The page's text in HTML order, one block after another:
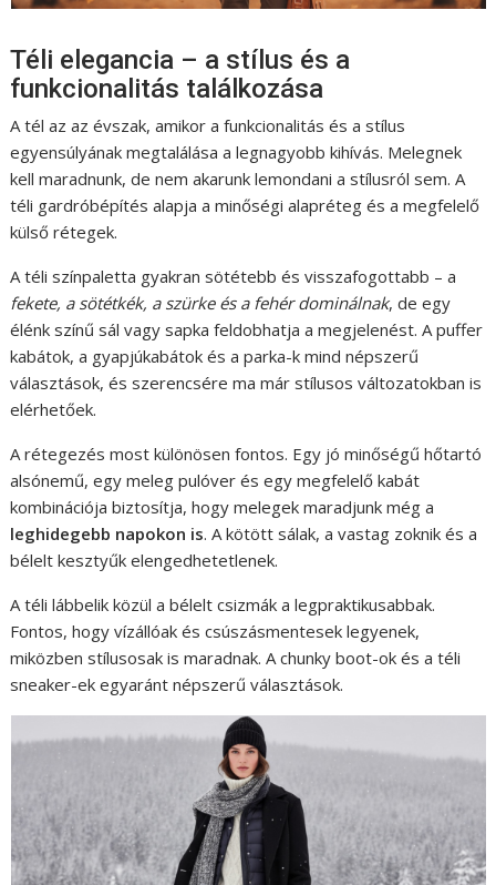
Téli elegancia – a stílus és a
funkcionalitás találkozása
A tél az az évszak, amikor a funkcionalitás és a stílus
egyensúlyának megtalálása a legnagyobb kihívás. Melegnek
kell maradnunk, de nem akarunk lemondani a stílusról sem. A
téli gardróbépítés alapja a minőségi alapréteg és a megfelelő
külső rétegek.
A téli színpaletta gyakran sötétebb és visszafogottabb – a
fekete, a sötétkék, a szürke és a fehér dominálnak, de egy
élénk színű sál vagy sapka feldobhatja a megjelenést. A puffer
kabátok, a gyapjúkabátok és a parka-k mind népszerű
választások, és szerencsére ma már stílusos változatokban is
elérhetőek.
A rétegezés most különösen fontos. Egy jó minőségű hőtartó
alsónemű, egy meleg pulóver és egy megfelelő kabát
kombinációja biztosítja, hogy melegek maradjunk még a
leghidegebb napokon is. A kötött sálak, a vastag zoknik és a
bélelt kesztyűk elengedhetetlenek.
A téli lábbelik közül a bélelt csizmák a legpraktikusabbak.
Fontos, hogy vízállóak és csúszásmentesek legyenek,
miközben stílusosak is maradnak. A chunky boot-ok és a téli
sneaker-ek egyaránt népszerű választások.